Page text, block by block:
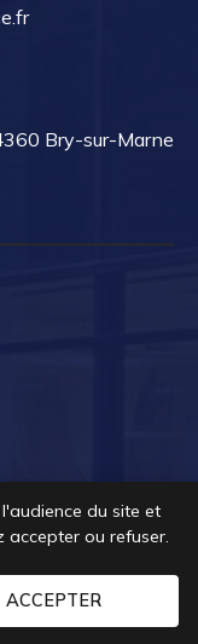
Bry-sur-Marne
du site et
accepter ou refuser.
ACCEPTER
→